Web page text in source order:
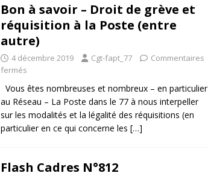
Bon à savoir – Droit de grève et
réquisition à la Poste (entre
autre)
4 décembre 2019 Cgt-fapt_77
Commentaires
fermés
Vous êtes nombreuses et nombreux – en particulier
au Réseau – La Poste dans le 77 à nous interpeller
sur les modalités et la légalité des réquisitions (en
particulier en ce qui concerne les […]
Flash Cadres N°812